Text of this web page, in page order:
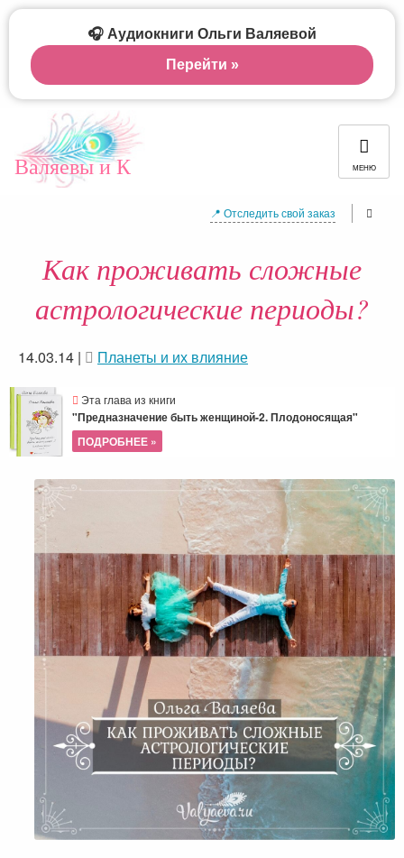
Валяевы и К МЕНЮ
📍 Отследить свой заказ
Как проживать сложные
астрологические периоды?
14.03.14 | Планеты и их влияние
Эта глава из книги
"Предназначение быть женщиной-2. Плодоносящая"
ПОДРОБНЕЕ »
🎧 Аудиокниги Ольги Валяевой
Перейти »